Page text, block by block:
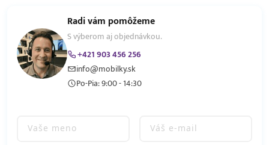
Radi vám pomôžeme
S výberom aj objednávkou.
+421 903 456 256
info@mobilky.sk
Po-Pia: 9:00 - 14:30